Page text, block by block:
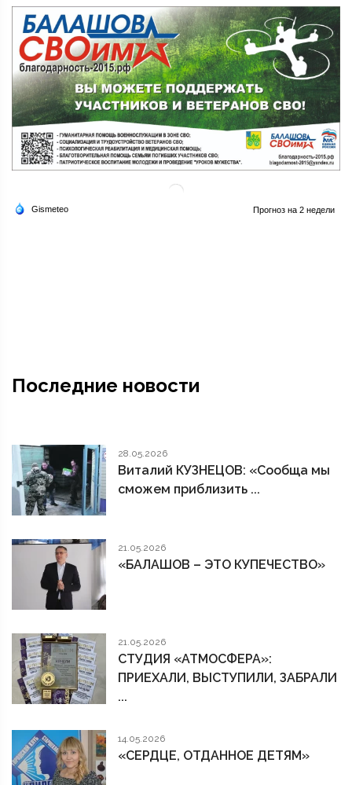
Последние новости
28.05.2026
Виталий КУЗНЕЦОВ: «Сообща мы
сможем приблизить ...
21.05.2026
«БАЛАШОВ – ЭТО КУПЕЧЕСТВО»
21.05.2026
СТУДИЯ «АТМОСФЕРА»:
ПРИЕХАЛИ, ВЫСТУПИЛИ, ЗАБРАЛИ
...
14.05.2026
«СЕРДЦЕ, ОТДАННОЕ ДЕТЯМ»